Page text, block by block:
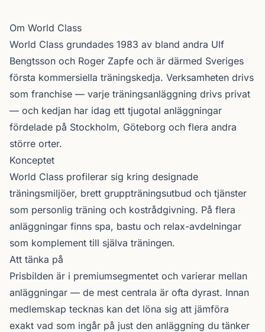
Om World Class
World Class grundades 1983 av bland andra Ulf
Bengtsson och Roger Zapfe och är därmed Sveriges
första kommersiella träningskedja. Verksamheten drivs
som franchise — varje träningsanläggning drivs privat
— och kedjan har idag ett tjugotal anläggningar
fördelade på Stockholm, Göteborg och flera andra
större orter.
Konceptet
World Class profilerar sig kring designade
träningsmiljöer, brett gruppträningsutbud och tjänster
som personlig träning och kostrådgivning. På flera
anläggningar finns spa, bastu och relax-avdelningar
som komplement till själva träningen.
Att tänka på
Prisbilden är i premiumsegmentet och varierar mellan
anläggningar — de mest centrala är ofta dyrast. Innan
medlemskap tecknas kan det löna sig att jämföra
exakt vad som ingår på just den anläggning du tänker